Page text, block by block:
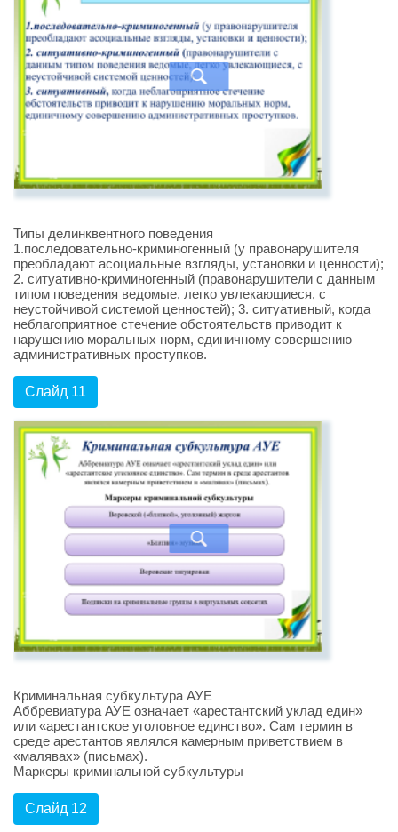
Типы делинквентного поведения
1.последовательно-криминогенный (у правонарушителя
преобладают асоциальные взгляды, установки и ценности);
2. ситуативно-криминогенный (правонарушители с данным
типом поведения ведомые, легко увлекающиеся, с
неустойчивой системой ценностей); 3. ситуативный, когда
неблагоприятное стечение обстоятельств приводит к
нарушению моральных норм, единичному совершению
административных проступков.
Слайд 11
Криминальная субкультура АУЕ
Аббревиатура АУЕ означает «арестантский уклад един»
или «арестантское уголовное единство». Сам термин в
среде арестантов являлся камерным приветствием в
«малявах» (письмах).
Маркеры криминальной субкультуры
Слайд 12